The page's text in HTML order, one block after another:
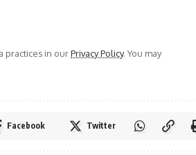
practices in ourPrivacy Policy. You may
Facebook Twitter